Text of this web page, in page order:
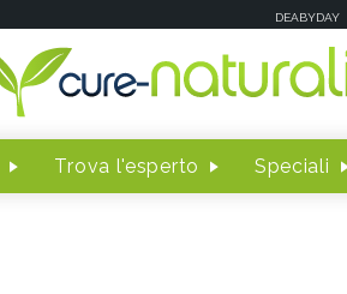
DEABYDAY
Trova l'esperto Speciali